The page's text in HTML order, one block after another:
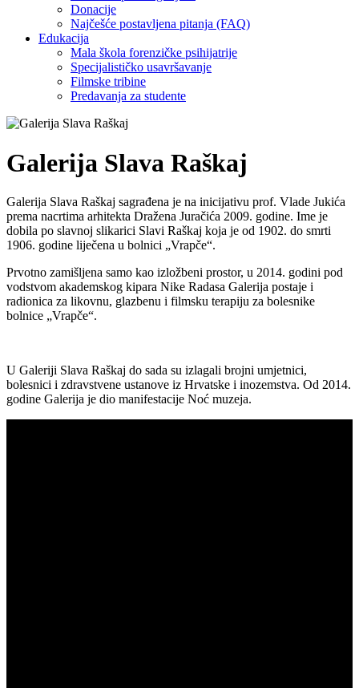
Donacije
Najčešće postavljena pitanja (FAQ)
Edukacija
Mala škola forenzičke psihijatrije
Specijalističko usavršavanje
Filmske tribine
Predavanja za studente
Galerija Slava Raškaj
Galerija Slava Raškaj sagrađena je na inicijativu prof. Vlade Jukića
prema nacrtima arhitekta Dražena Juračića 2009. godine. Ime je
dobila po slavnoj slikarici Slavi Raškaj koja je od 1902. do smrti
1906. godine liječena u bolnici „Vrapče“.
Prvotno zamišljena samo kao izložbeni prostor, u 2014. godini pod
vodstvom akademskog kipara Nike Radasa Galerija postaje i
radionica za likovnu, glazbenu i filmsku terapiju za bolesnike
bolnice „Vrapče“.
U Galeriji Slava Raškaj do sada su izlagali brojni umjetnici,
bolesnici i zdravstvene ustanove iz Hrvatske i inozemstva. Od 2014.
godine Galerija je dio manifestacije Noć muzeja.